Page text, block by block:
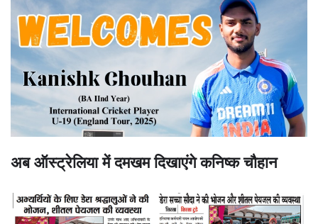
अब ऑस्ट्रेलिया में दमखम दिखाएंगे कनिष्क चौहान